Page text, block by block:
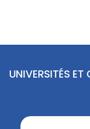
UNIVERSITÉS